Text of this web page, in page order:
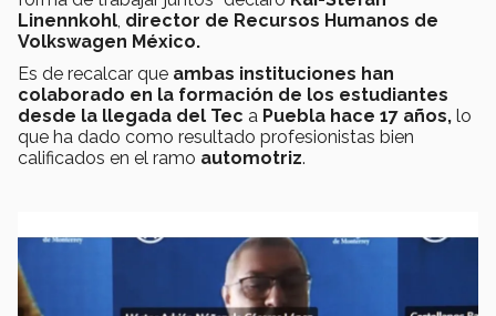
Linennkohl director de Recursos Humanos de
Volkswagen México.
Es de recalcar que ambas instituciones han
colaborado en la formación de los estudiantes
desde la llegada del Tec a Puebla hace 17 años, lo
que ha dado como resultado profesionistas bien
calificados en el ramo automotriz.